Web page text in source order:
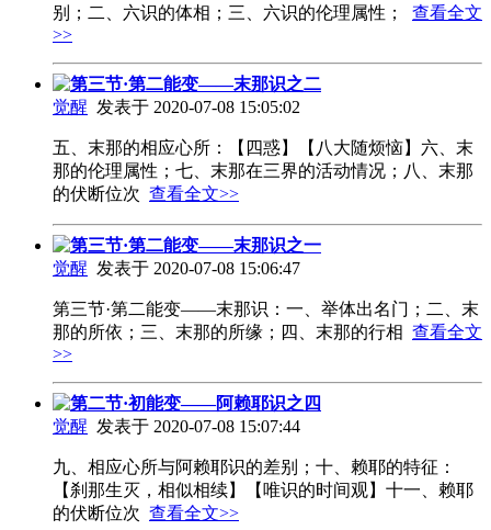
别；二、六识的体相；三、六识的伦理属性； 查看全文
>>
第三节·第二能变——末那识之二
觉醒 发表于 2020-07-08 15:05:02
五、末那的相应心所：【四惑】【八大随烦恼】六、末
那的伦理属性；七、末那在三界的活动情况；八、末那
的伏断位次 查看全文>>
第三节·第二能变——末那识之一
觉醒 发表于 2020-07-08 15:06:47
第三节·第二能变——末那识：一、举体出名门；二、末
那的所依；三、末那的所缘；四、末那的行相 查看全文
>>
第二节·初能变——阿赖耶识之四
觉醒 发表于 2020-07-08 15:07:44
九、相应心所与阿赖耶识的差别；十、赖耶的特征：
【刹那生灭，相似相续】【唯识的时间观】十一、赖耶
的伏断位次 查看全文>>